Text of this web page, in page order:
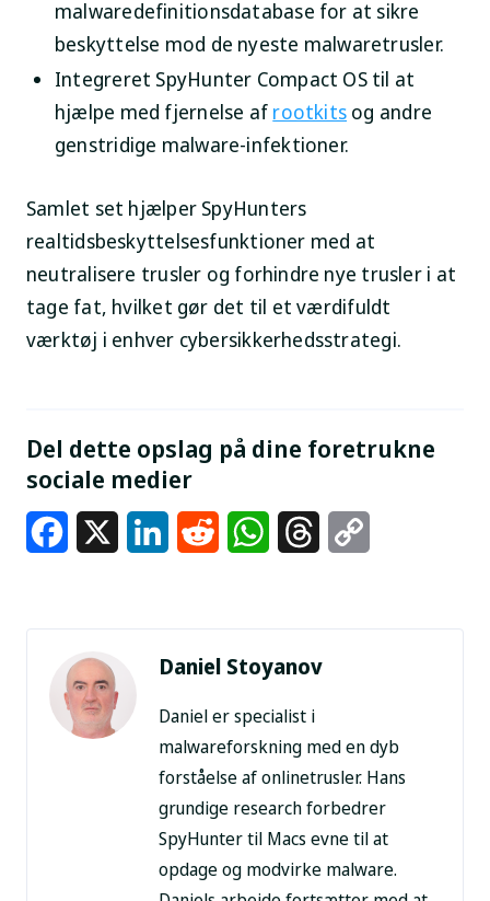
malwaredefinitionsdatabase for at sikre
beskyttelse mod de nyeste malwaretrusler.
Integreret SpyHunter Compact OS til at
hjælpe med fjernelse af rootkits og andre
genstridige malware-infektioner.
Samlet set hjælper SpyHunters
realtidsbeskyttelsesfunktioner med at
neutralisere trusler og forhindre nye trusler i at
tage fat, hvilket gør det til et værdifuldt
værktøj i enhver cybersikkerhedsstrategi.
Del dette opslag på dine foretrukne
sociale medier
Facebook LinkedInReddit WhatsAppThreads
Daniel Stoyanov
Daniel er specialist i
malwareforskning med en dyb
forståelse af onlinetrusler. Hans
grundige research forbedrer
SpyHunter til Macs evne til at
opdage og modvirke malware.